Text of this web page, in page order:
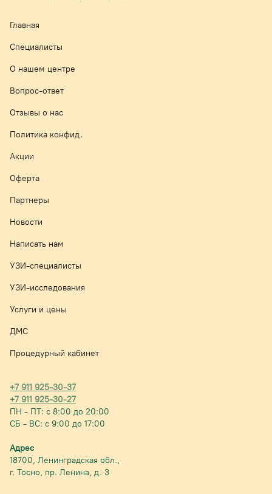
Главная
Специалисты
О нашем центре
Вопрос-ответ
Отзывы о нас
Политика конфид.
Акции
Оферта
Партнеры
Новости
Написать нам
УЗИ-специалисты
УЗИ-исследования
Услуги и цены
ДМС
Процедурный кабинет
+7 911 925-30-37
+7 911 925-30-27
ПН - ПТ: с 8:00 до 20:00
СБ - ВС: с 9:00 до 17:00
Адрес
18700, Ленинградская обл.,
г. Тосно, пр. Ленина, д. 3